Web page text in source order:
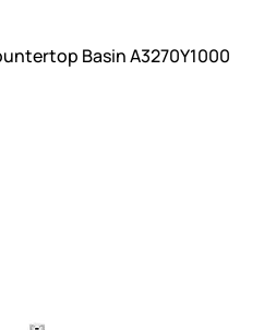
Basin A3270Y1000